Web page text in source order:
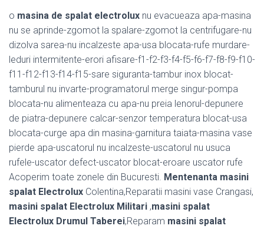
o masina de spalat electrolux nu evacueaza apa-masina
nu se aprinde-zgomot la spalare-zgomot la centrifugare-nu
dizolva sarea-nu incalzeste apa-usa blocata-rufe murdare-
leduri intermitente-erori afisare-f1-f2-f3-f4-f5-f6-f7-f8-f9-f10-
f11-f12-f13-f14-f15-sare siguranta-tambur inox blocat-
tamburul nu invarte-programatorul merge singur-pompa
blocata-nu alimenteaza cu apa-nu preia lenorul-depunere
de piatra-depunere calcar-senzor temperatura blocat-usa
blocata-curge apa din masina-garnitura taiata-masina vase
pierde apa-uscatorul nu incalzeste-uscatorul nu usuca
rufele-uscator defect-uscator blocat-eroare uscator rufe
Acoperim toate zonele din Bucuresti. Mentenanta masini
spalat Electrolux Colentina,Reparatii masini vase Crangasi,
masini spalat Electrolux Militari ,masini spalat
Electrolux Drumul Taberei,Reparam masini spalat